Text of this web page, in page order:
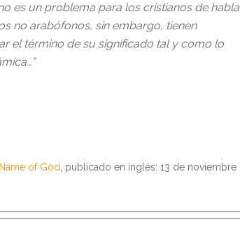
es un problema para los cristianos de habla
no arabófonos, sin embargo, tienen
el término de su significado tal y como lo
of God, publicado en inglés: 13 de noviembre